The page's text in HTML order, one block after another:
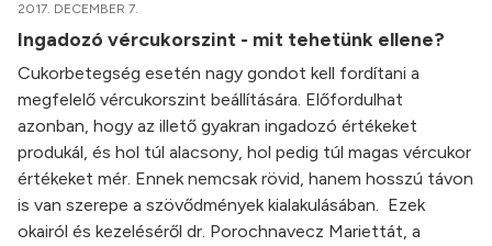
2017. DECEMBER 7.
Ingadozó vércukorszint - mit tehetünk ellene?
Cukorbetegség esetén nagy gondot kell fordítani a
megfelelő vércukorszint beállítására. Előfordulhat
azonban, hogy az illető gyakran ingadozó értékeket
produkál, és hol túl alacsony, hol pedig túl magas vércukor
értékeket mér. Ennek nemcsak rövid, hanem hosszú távon
is van szerepe a szövődmények kialakulásában. Ezek
okairól és kezeléséről dr. Porochnavecz Mariettát, a